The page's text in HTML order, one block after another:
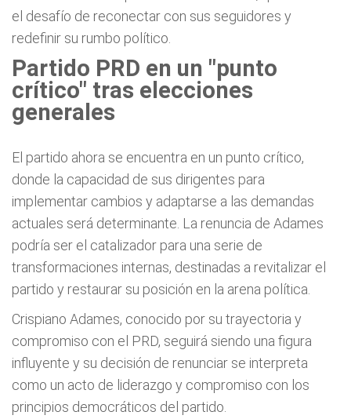
el desafío de reconectar con sus seguidores y
redefinir su rumbo político.
Partido PRD en un "punto
crítico" tras elecciones
generales
El partido ahora se encuentra en un punto crítico,
donde la capacidad de sus dirigentes para
implementar cambios y adaptarse a las demandas
actuales será determinante. La renuncia de Adames
podría ser el catalizador para una serie de
transformaciones internas, destinadas a revitalizar el
partido y restaurar su posición en la arena política.
Crispiano Adames, conocido por su trayectoria y
compromiso con el PRD, seguirá siendo una figura
influyente y su decisión de renunciar se interpreta
como un acto de liderazgo y compromiso con los
principios democráticos del partido.